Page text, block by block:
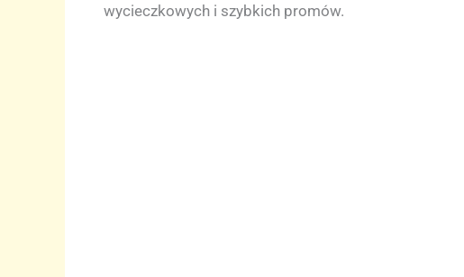
wycieczkowych i szybkich promów.